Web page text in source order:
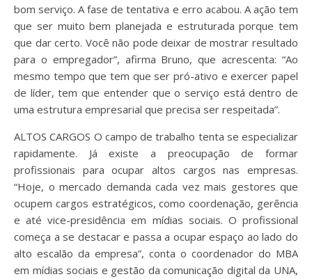
bom serviço. A fase de tentativa e erro acabou. A ação tem
que ser muito bem planejada e estruturada porque tem
que dar certo. Você não pode deixar de mostrar resultado
para o empregador”, afirma Bruno, que acrescenta: “Ao
mesmo tempo que tem que ser pró-ativo e exercer papel
de líder, tem que entender que o serviço está dentro de
uma estrutura empresarial que precisa ser respeitada”.
ALTOS CARGOS O campo de trabalho tenta se especializar
rapidamente. Já existe a preocupação de formar
profissionais para ocupar altos cargos nas empresas.
“Hoje, o mercado demanda cada vez mais gestores que
ocupem cargos estratégicos, como coordenação, gerência
e até vice-presidência em mídias sociais. O profissional
começa a se destacar e passa a ocupar espaço ao lado do
alto escalão da empresa”, conta o coordenador do MBA
em mídias sociais e gestão da comunicação digital da UNA,